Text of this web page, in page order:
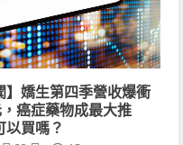
】嬌生第四季營收爆衝
癌症藥物成最大推
買嗎？